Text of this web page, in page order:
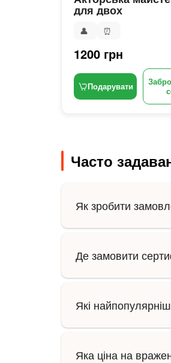
для двох
👤 ⏰
1200 грн
Подарувати
Часто
Як зробити
Де замовити
Які
Яка ціна на